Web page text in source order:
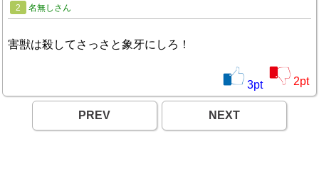
2
名無しさん
害獣は殺してさっさと象牙にしろ！
3pt 2pt
PREV NEXT